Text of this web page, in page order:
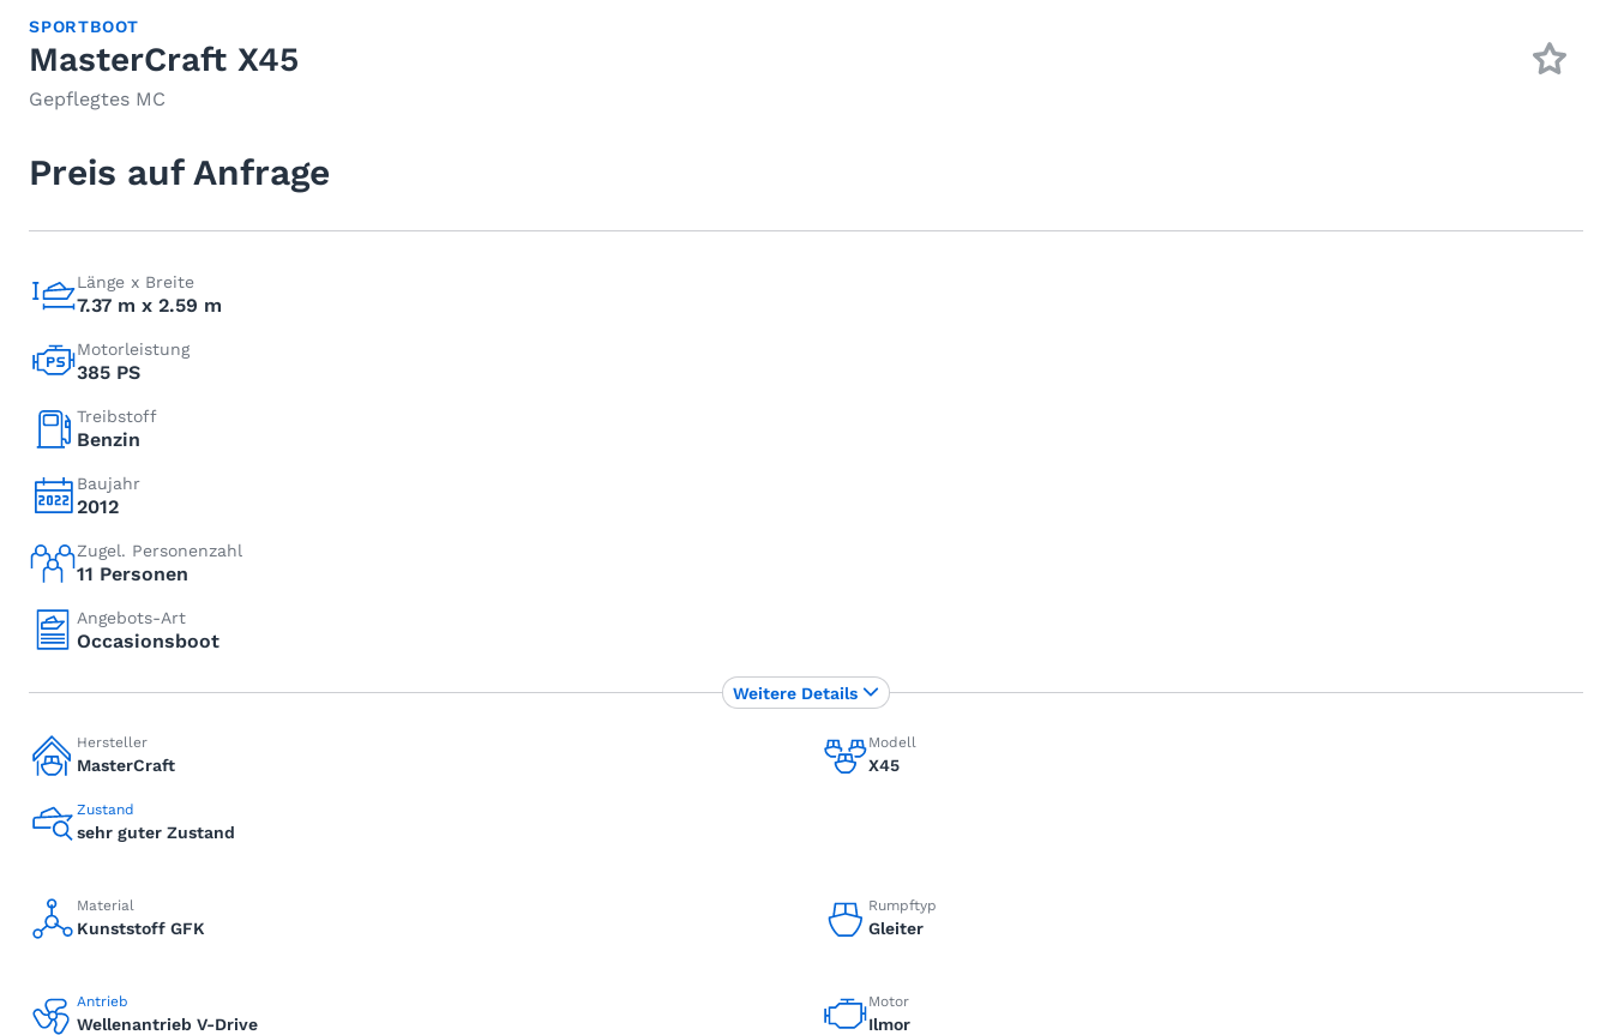
SPORTBOOT
MasterCraft X45
Gepflegtes MC
Preis auf Anfrage
Länge x Breite
7.37 m x 2.59 m
Motorleistung
385 PS
Treibstoff
Benzin
Baujahr
2012
Zugel. Personenzahl
11 Personen
Angebots-Art
Occasionsboot
Hersteller
MasterCraft
Modell
X45
Zustand
sehr guter Zustand
Material
Kunststoff GFK
Rumpftyp
Gleiter
Antrieb
Wellenantrieb V-Drive
Motor
Ilmor
Weitere Details